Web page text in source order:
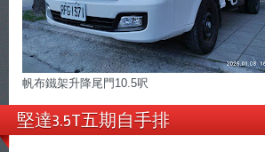
帆布鐵架升降尾門10.5呎
堅達3.5T五期自手排